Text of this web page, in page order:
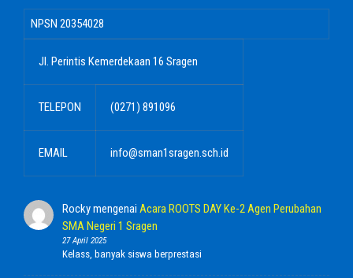
NPSN 20354028
Jl. Perintis Kemerdekaan 16 Sragen
TELEPON (0271) 891096
EMAIL info@sman1sragen.sch.id
Rockymengenai Acara ROOTS DAY Ke-2 Agen Perubahan
SMA Negeri 1 Sragen
27 April 2025
Kelass, banyak siswa berprestasi